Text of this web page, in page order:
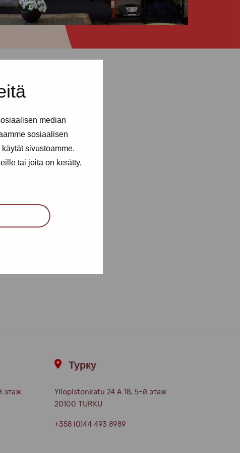
median
sosiaalisen
sivustoamme.
tai joita on kerätty,
этаж
Турку
Yliopistonkatu 24 A 18, 5-й этаж
20100 TURKU
+358 (0)44 493 8989